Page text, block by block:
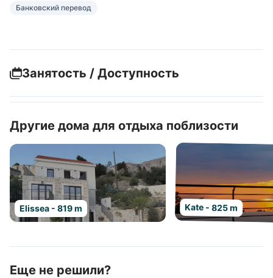
Банковский перевод
Занятость / Доступность
Другие дома для отдыха поблизости
Elissea - 819 m Kate - 825 m
Еще не решили?